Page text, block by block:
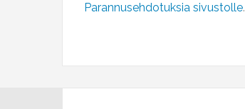
Parannusehdotuksia sivustolle.